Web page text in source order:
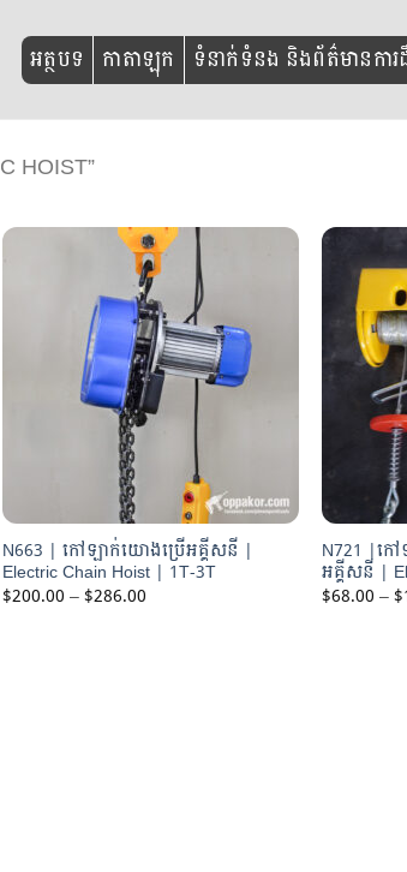
អត្ថបទ កាតាឡុក ទំនាក់ទំនង និងព័ត៌មានកា
HOIST”
N663 | កៅឡាក់យោងប្រើអគ្គីសនី |
Electric Chain Hoist | 1T-3T
$200.00–$286.00Price
N721 |ក
អគ្គីសនី |
$68.00 –$